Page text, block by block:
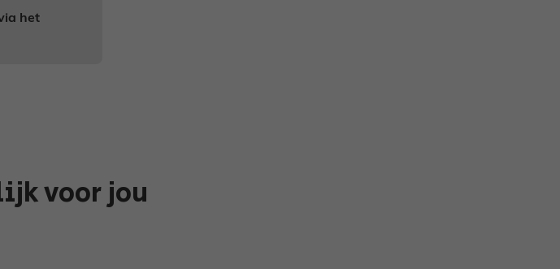
het
voor jou